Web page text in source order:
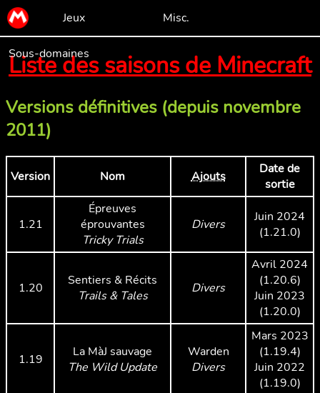
Jeux Misc.
Sous-domaines
Liste des saisons de Minecraft
Versions définitives (depuis novembre
2011)
Version Nom Ajouts
Date de
sortie
1.21
Épreuves
éprouvantes
Tricky Trials
Divers
Juin 2024
(1.21.0)
1.20
Sentiers & Récits
Trails & Tales
Divers
Avril 2024
(1.20.6)
Juin 2023
(1.20.0)
1.19
La MàJ sauvage
The Wild Update
Warden
Divers
Mars 2023
(1.19.4)
Juin 2022
(1.19.0)